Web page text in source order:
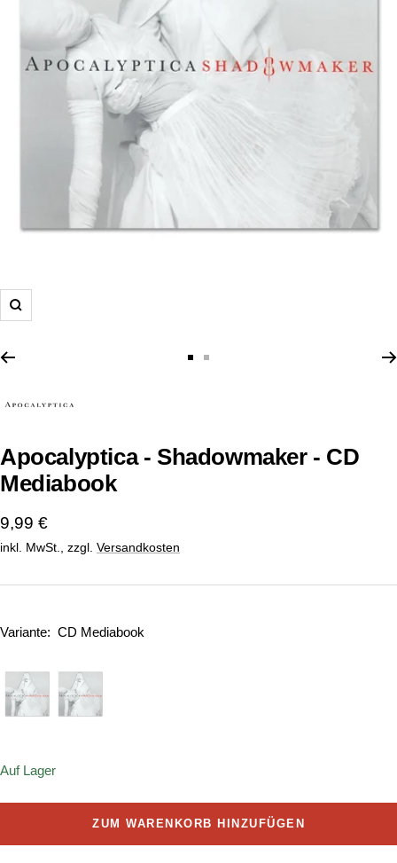
Zoom
Apocalyptica - Shadowmaker - CD
Mediabook
Angebotspreis
9,99 €
inkl. MwSt., zzgl. Versandkosten
Variante: CD Mediabook
Auf Lager
ZUM WARENKORB HINZUFÜGEN